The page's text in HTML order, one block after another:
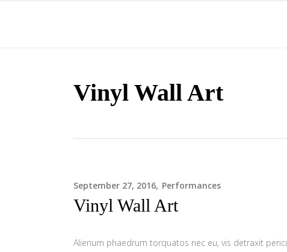
Vinyl Wall Art
September 27, 2016 Performances
Vinyl Wall Art
Alienum phaedrum torquatos nec eu, vis detraxit